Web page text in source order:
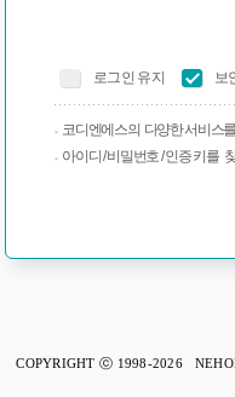
로그인 유지 보
코디엔에스의 다양한 서비스
아이디 / 비밀번호 / 인증 키를
COPYRIGHT ⓒ 1998-2026